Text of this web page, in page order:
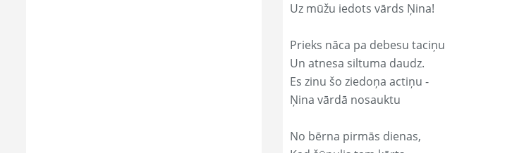
Uz mūžu iedots vārds Ņina!
Prieks nāca pa debesu taciņu
Un atnesa siltuma daudz.
Es zinu šo ziedoņa actiņu -
Ņina vārdā nosauktu
No bērna pirmās dienas,